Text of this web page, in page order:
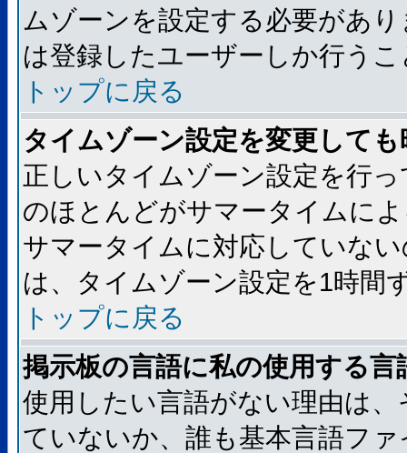
ムゾーンを設定する必要があ
は登録したユーザーしか行う
トップに戻る
タイムゾーン設定を変更して
正しいタイムゾーン設定を行
のほとんどがサマータイムに
サマータイムに対応していな
は、タイムゾーン設定を1時間
トップに戻る
掲示板の言語に私の使用する
使用したい言語がない理由は
ていないか、誰も基本言語フ